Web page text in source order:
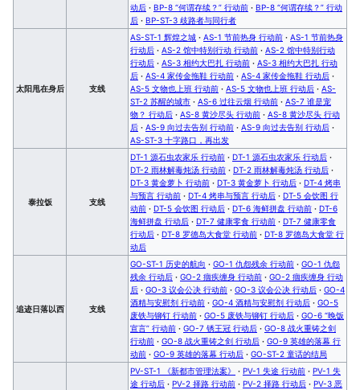
动后 · BP-8 “何谓存续？” 行动前 · BP-8 “何谓存续？” 行动
后 · BP-ST-3 歧路者与同行者
太阳甩在身后 支线
AS-ST-1 辉煌之城 · AS-1 节前热身 行动前 · AS-1 节前热身
行动后 · AS-2 馆中特别行动 行动前 · AS-2 馆中特别行动
行动后 · AS-3 相约大巴扎 行动前 · AS-3 相约大巴扎 行动
后 · AS-4 家传金拖鞋 行动前 · AS-4 家传金拖鞋 行动后 ·
AS-5 文物也上班 行动前 · AS-5 文物也上班 行动后 · AS-
ST-2 苏醒的城市 · AS-6 过往云烟 行动前 · AS-7 谁是宠
物？ 行动后 · AS-8 黄沙尽头 行动前 · AS-8 黄沙尽头 行动
后 · AS-9 向过去告别 行动前 · AS-9 向过去告别 行动后 ·
AS-ST-3 十字路口，再出发
泰拉饭 支线
DT-1 源石虫农家乐 行动前 · DT-1 源石虫农家乐 行动后 ·
DT-2 雨林解毒炖汤 行动前 · DT-2 雨林解毒炖汤 行动后 ·
DT-3 黄金萝卜 行动前 · DT-3 黄金萝卜 行动后 · DT-4 烤串
与预言 行动前 · DT-4 烤串与预言 行动后 · DT-5 会饮图 行
动前 · DT-5 会饮图 行动后 · DT-6 海鲜拼盘 行动前 · DT-6
海鲜拼盘 行动后 · DT-7 健康零食 行动前 · DT-7 健康零食
行动后 · DT-8 罗德岛大食堂 行动前 · DT-8 罗德岛大食堂 行
动后
追迹日落以西 支线
GO-ST-1 历史的航向 · GO-1 仇怨残余 行动前 · GO-1 仇怨
残余 行动后 · GO-2 痼疾缠身 行动前 · GO-2 痼疾缠身 行动
后 · GO-3 议会公决 行动前 · GO-3 议会公决 行动后 · GO-4
酒精与安慰剂 行动前 · GO-4 酒精与安慰剂 行动后 · GO-5
废铁与铆钉 行动前 · GO-5 废铁与铆钉 行动后 · GO-6 “晚饭
宣言” 行动前 · GO-7 锈王冠 行动后 · GO-8 战火重铸之剑
行动前 · GO-8 战火重铸之剑 行动后 · GO-9 英雄的落幕 行
动前 · GO-9 英雄的落幕 行动后 · GO-ST-2 童话的结局
PV-ST-1 《新都市管理法案》 · PV-1 失途 行动前 · PV-1 失
途 行动后 · PV-2 择路 行动前 · PV-2 择路 行动后 · PV-3 恶